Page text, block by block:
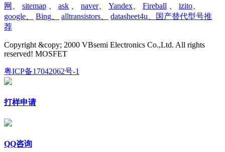
网
sitemap ask naver、 Yandex Fireball izito
google
Bing alltransistors
datasheet4u、国产替代型号推
荐
Copyright &copy; 2000 VBsemi Electronics Co.,Ltd. All rights
reserved! MOSFET
粤ICP备17042062号-1
打样申请
QQ咨询